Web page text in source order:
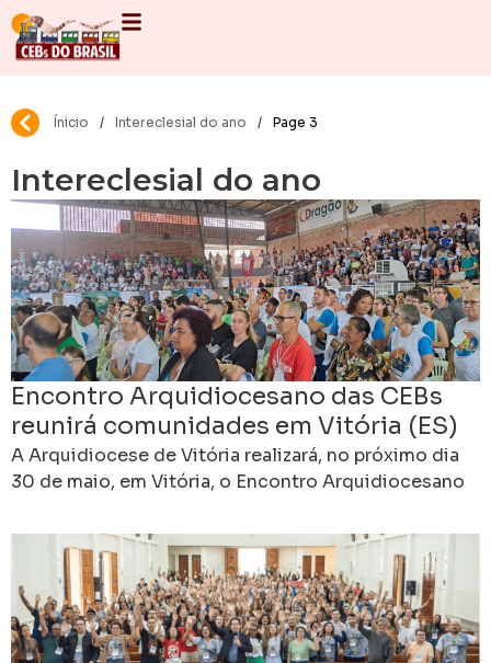
Ínicio / Intereclesial do ano / Page 3
Intereclesial do ano
Encontro Arquidiocesano das CEBs
reunirá comunidades em Vitória (ES)
em caminhada de fé, missão e
esperança
A Arquidiocese de Vitória realizará, no próximo dia
30 de maio, em Vitória, o Encontro Arquidiocesano
reunindo representantes